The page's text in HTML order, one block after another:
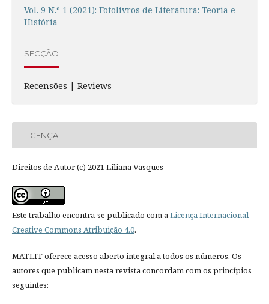
Vol. 9 N.º 1 (2021): Fotolivros de Literatura: Teoria e
História
SECÇÃO
Recensões | Reviews
LICENÇA
Direitos de Autor (c) 2021 Liliana Vasques
Este trabalho encontra-se publicado com aLicença Internacional
Creative Commons Atribuição 4.0.
MATLIT oferece acesso aberto integral a todos os números. Os
autores que publicam nesta revista concordam com os princípios
seguintes: